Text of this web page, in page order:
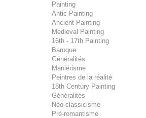
Painting
Antic Painting
Ancient Painting
Medieval Painting
16th - 17th Painting
Baroque
Généralités
Maniérisme
Peintres de la réalité
18th Century Painting
Généralités
Néo-classicisme
Pré-romantisme